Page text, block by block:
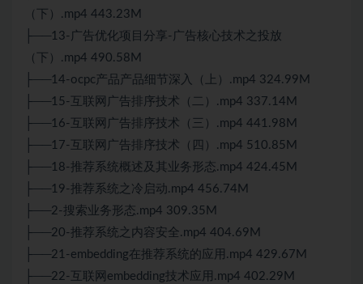
（下）.mp4 443.23M
├──13-广告优化项目分享-广告核心技术之投放
（下）.mp4 490.58M
├──14-ocpc产品产品细节深入（上）.mp4 324.99M
├──15-互联网广告排序技术（二）.mp4 337.14M
├──16-互联网广告排序技术（三）.mp4 441.98M
├──17-互联网广告排序技术（四）.mp4 510.85M
├──18-推荐系统概述及其业务形态.mp4 424.45M
├──19-推荐系统之冷启动.mp4 456.74M
├──2-搜索业务形态.mp4 309.35M
├──20-推荐系统之内容安全.mp4 404.69M
├──21-embedding在推荐系统的应用.mp4 429.67M
├──22-互联网embedding技术应用.mp4 402.29M